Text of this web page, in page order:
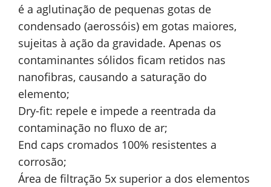
é a aglutinação de pequenas gotas de
condensado (aerossóis) em gotas maiores,
sujeitas à ação da gravidade. Apenas os
contaminantes sólidos ficam retidos nas
nanofibras, causando a saturação do
elemento;
Dry-fit: repele e impede a reentrada da
contaminação no fluxo de ar;
End caps cromados 100% resistentes a
corrosão;
Área de filtração 5x superior a dos elementos